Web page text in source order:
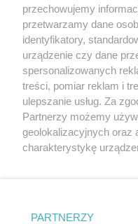
Nie zapomnij
zapoznać się z:
polityką
Twojemiasto
Piekary Śląskie
Chorzów
Tarnowskie Góry
Gliwice
przechowujemy
przetwarzamy dane
identyfikatory,
urządzenie czy dane
spersonalizowanych
treści, pomiar reklam i
ulepszanie usług. Za
Partnerzy możemy
geolokalizacyjnych oraz
charakterystykę
zmienić/wycofać
PARTNERZY